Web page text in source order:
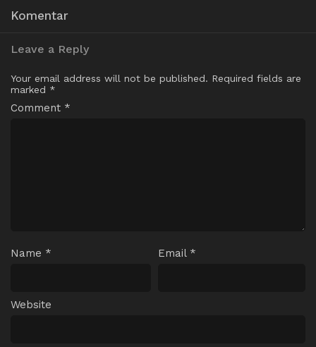
Komentar
Leave a Reply
Your email address will not be published. Required fields are
marked *
Comment *
Name * Email *
Website